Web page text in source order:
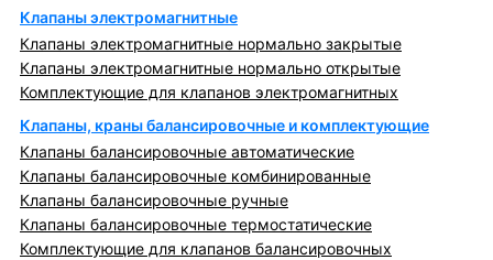
Клапаны электромагнитные
Клапаны электромагнитные нормально закрытые
Клапаны электромагнитные нормально открытые
Комплектующие для клапанов электромагнитных
Клапаны, краны балансировочные и комплектующие
Клапаны балансировочные автоматические
Клапаны балансировочные комбинированные
Клапаны балансировочные ручные
Клапаны балансировочные термостатические
Комплектующие для клапанов балансировочных